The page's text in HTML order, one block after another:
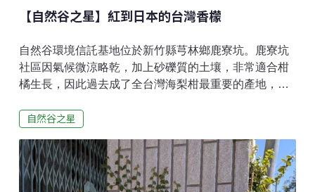
【自然谷之星】紅到日本的台灣香檬
自然谷環境信託基地位於新竹縣芎林鄉鹿寮坑。鹿寮坑
社區因氣候微涼略乾，加上砂礫質的土壤，非常適合柑
橘生長，因此過去成了全台灣海梨柑最重要的產地，被
身，其實也是果園與稻田呢！在停止耕作並經過經營管
種植的柑橘外，近年來團隊也再次找到了十年前調查紀
錄中的「台灣香檬」。由於棲地周遭的台灣香檬個體相
當高大，將近有8公尺，果實多結在較高的位置，路過時
自然谷之星